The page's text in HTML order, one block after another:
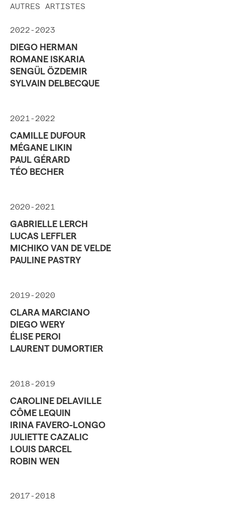
AUTRES ARTISTES
2022-2023
DIEGO HERMAN
ROMANE ISKARIA
SENGÜL ÖZDEMIR
SYLVAIN DELBECQUE
2021-2022
CAMILLE DUFOUR
MÉGANE LIKIN
PAUL GÉRARD
TÉO BECHER
2020-2021
GABRIELLE LERCH
LUCAS LEFFLER
MICHIKO VAN DE VELDE
PAULINE PASTRY
2019-2020
CLARA MARCIANO
DIEGO WERY
ÉLISE PEROI
LAURENT DUMORTIER
2018-2019
CAROLINE DELAVILLE
CÔME LEQUIN
IRINA FAVERO-LONGO
JULIETTE CAZALIC
LOUIS DARCEL
ROBIN WEN
2017-2018